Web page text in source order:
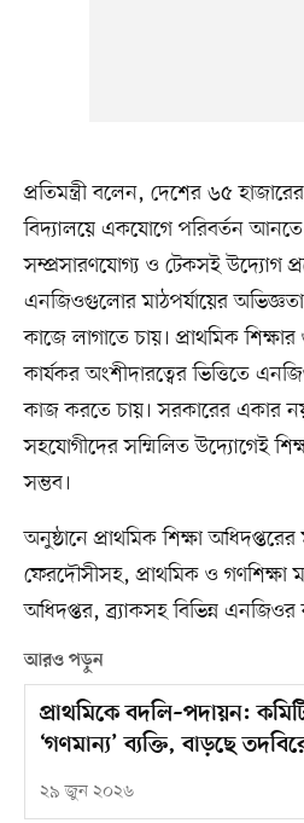
প্রতিমন্ত্রী বলেন, দেশের ৬৫
বিদ্যালয়ে একযোগে পরিবর্তন
সম্প্রসারণযোগ্য ও টেকসই উদ্যোগ
এনজিওগুলোর মাঠপর্যায়ের
কাজে লাগাতে চায়। প্রাথমিক
কার্যকর অংশীদারত্বের ভিত্তিতে
কাজ করতে চায়। সরকারের একার
সহযোগীদের সম্মিলিত উদ্যোগেই
সম্ভব।
অনুষ্ঠানে প্রাথমিক শিক্ষা
ফেরদৌসীসহ, প্রাথমিক ও গণশিক্ষা
অধিদপ্তর, ব্র্যাকসহ বিভিন্ন এনজিওর
আরও পড়ুন
প্রাথমিকে বদলি–পদায়ন:
‘গণমান্য’ ব্যক্তি, বাড়ছে
২৯ জুন ২০২৬